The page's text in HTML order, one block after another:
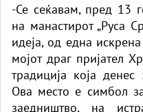
-Се сеќавам, пред 13
на манастирот „Руса
идеја, од една
мојот драг пријател
традиција која
Ова место е симбол
заедништво, на